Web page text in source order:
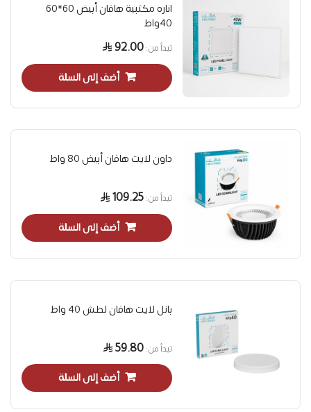
اناره مكتبية هافان أبيض 60*60
40واط
تبدأ من 92.00
أضف إلى السلة
داون لايت هافان أبيض 80 واط
تبدأ من 109.25
أضف إلى السلة
بانل لايت هافان لطش 40 واط
تبدأ من 59.80
أضف إلى السلة